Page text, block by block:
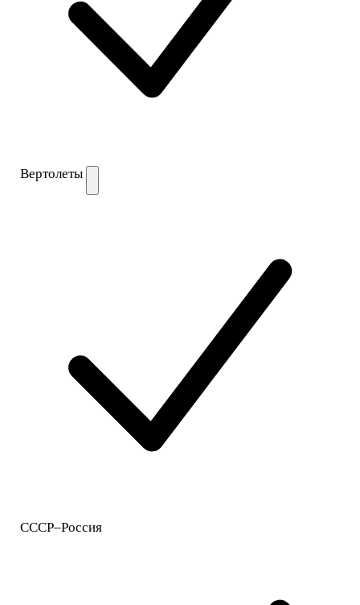
Вертолеты
СССР–Россия